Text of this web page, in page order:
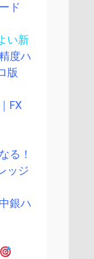
ド
い新
度ハ
版
FX
る！
ッジ
銀ハ